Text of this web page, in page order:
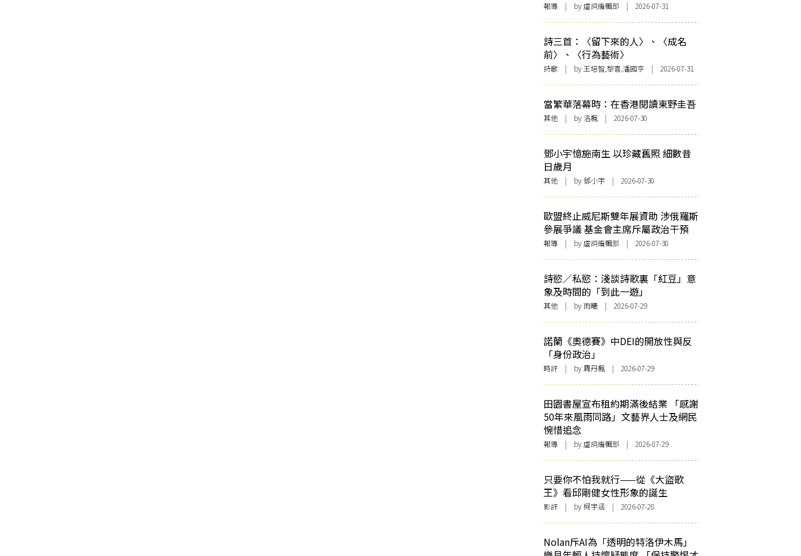
報導 | by 虛詞編輯部 | 2026-07-31
詩三首：〈留下來的人〉、〈成名
前〉、〈行為藝術〉
詩歌 | by 王培智,黎喜,潘國亨 | 2026-07-31
當繁華落幕時：在香港閱讀東野圭吾
其他 | by洛楓 | 2026-07-30
鄧小宇憶施南生 以珍藏舊照 細數昔
日歲月
其他 | by 鄧小宇 | 2026-07-30
歐盟終止威尼斯雙年展資助 涉俄羅斯
參展爭議 基金會主席斥屬政治干預
報導 | by 虛詞編輯部 | 2026-07-30
詩慾／私慾：淺談詩歌裏「紅豆」意
象及時間的「到此一遊」
其他 | by 雨曦 | 2026-07-29
諾蘭《奧德賽》中DEI的開放性與反
「身份政治」
時評 | by 周丹楓 | 2026-07-29
田園書屋宣布租約期滿後結業 「感謝
50年來風雨同路」文藝界人士及網民
惋惜追念
報導 | by 虛詞編輯部 | 2026-07-29
只要你不怕我就行——從《大盜歌
王》看邱剛健女性形象的誕生
影評 | by 柯宇涵 | 2026-07-28
Nolan斥AI為「透明的特洛伊木馬」